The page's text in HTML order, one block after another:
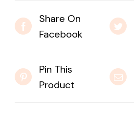
Share On
Facebook
Pin This
Product